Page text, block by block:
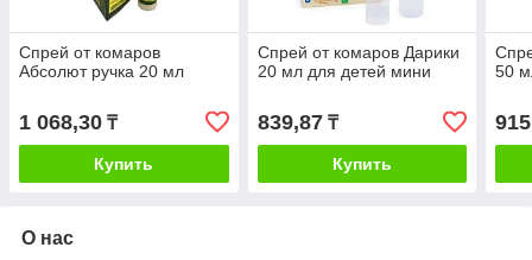
Спрей от комаров
Абсолют ручка 20 мл
1 068,30 ₸
Купить
Спрей от комаров Дарики
20 мл для детей мини
839,87₸
Купить
50
О нас